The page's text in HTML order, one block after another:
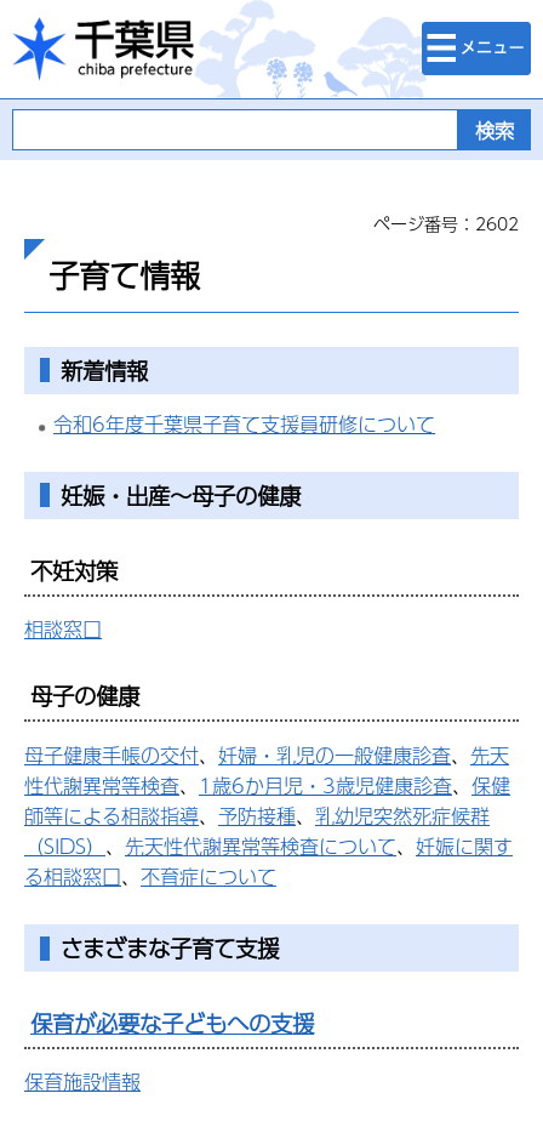
千葉県
検索・メニュ
ー
ページ番号：2602
子育て情報
新着情報
令和6年度千葉県子育て支援員研修について
妊娠・出産～母子の健康
不妊対策
相談窓口
母子の健康
母子健康手帳の交付、 妊婦・乳児の一般健康診査、 先天
性代謝異常等検査、 1歳6か月児・3歳児健康診査、 保健
師等による相談指導、 予防接種、 乳幼児突然死症候群
（SIDS） 、 先天性代謝異常等検査について、 妊娠に関す
る相談窓口、 不育症について
さまざまな子育て支援
保育が必要な子どもへの支援
保育施設情報